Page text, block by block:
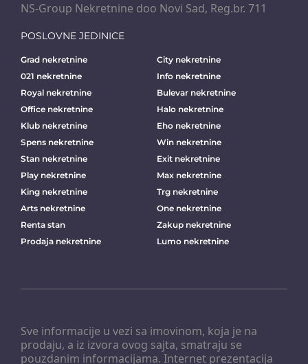
Sve informacije u vezi sa imovinom, koja je na
prodaju, a iz izvora ovog sajta, smatraju se
pouzdanim informacijama. Internet prezentacija
NS-Group Nekretnine doo Novi Sad, Reg.br. 711
POSLOVNE JEDINICE
Grad nekretnine
City nekretnine
021 nekretnine
Info nekretnine
Royal nekretnine
Bulevar nekretnine
Office nekretnine
Halo nekretnine
Klub nekretnine
Eho nekretnine
Spens nekretnine
Win nekretnine
Stan nekretnine
Exit nekretnine
Play nekretnine
Max nekretnine
King nekretnine
Trg nekretnine
Arts nekretnine
One nekretnine
Renta stan
Zakup nekretnine
Prodaja nekretnine
Lumo nekretnine